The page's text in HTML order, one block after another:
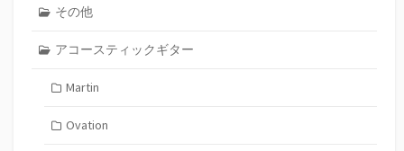
その他
アコースティックギター
Martin
Ovation